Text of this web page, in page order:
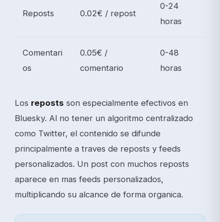
Reposts 0.02€ / repost
0-24
horas
Comentari
os
0.05€ /
comentario
0-48
horas
Los reposts son especialmente efectivos en
Bluesky. Al no tener un algoritmo centralizado
como Twitter, el contenido se difunde
principalmente a traves de reposts y feeds
personalizados. Un post con muchos reposts
aparece en mas feeds personalizados,
multiplicando su alcance de forma organica.